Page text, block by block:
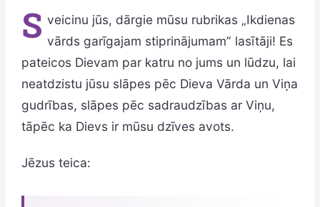
S veicinu jūs, dārgie mūsu rubrikas „Ikdienas
vārds garīgajam stiprinājumam” lasītāji! Es
pateicos Dievam par katru no jums un lūdzu, lai
neatdzistu jūsu slāpes pēc Dieva Vārda un Viņa
gudrības, slāpes pēc sadraudzības ar Viņu,
tāpēc ka Dievs ir mūsu dzīves avots.
Jēzus teica: